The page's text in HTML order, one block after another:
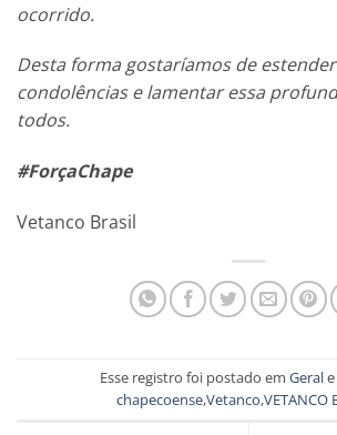
ocorrido.
Desta forma gostaríamos de
condolências e lamentar essa
todos.
#ForçaChape
Vetanco Brasil
Esse registro foi postado em Geral
chapecoense,Vetanco,VETANCO